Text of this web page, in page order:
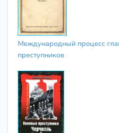
Международный процесс
преступников